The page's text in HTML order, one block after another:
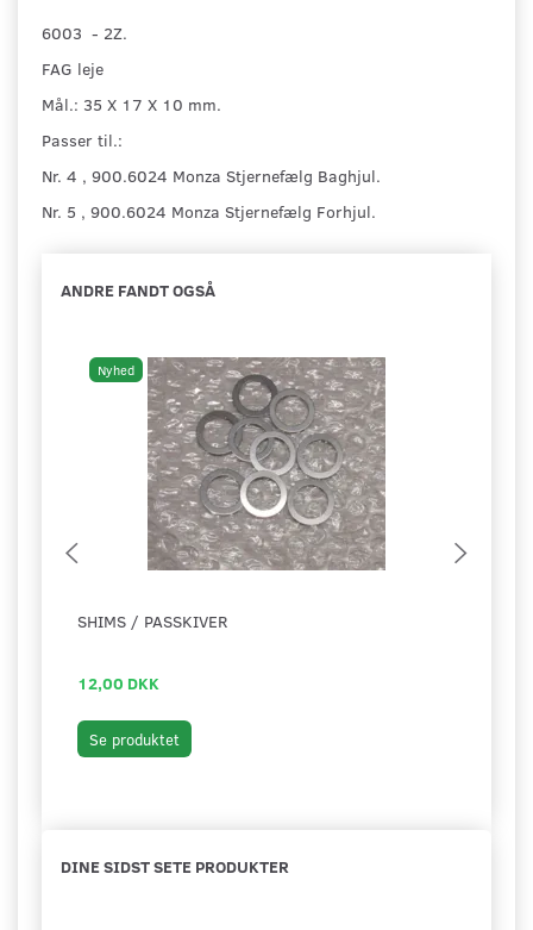
6003 - 2Z.
FAG leje
Mål.: 35 X 17 X 10 mm.
Passer til.:
Nr. 4 , 900.6024 Monza Stjernefælg Baghjul.
Nr. 5 , 900.6024 Monza Stjernefælg Forhjul.
ANDRE FANDT OGSÅ
Nyhed
SHIMS / PASSKIVER
12,00 DKK
Se produktet
DINE SIDST SETE PRODUKTER